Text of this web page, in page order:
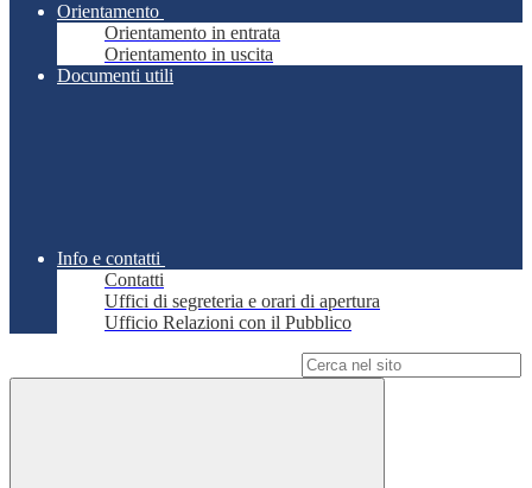
Orientamento
Orientamento in entrata
Orientamento in uscita
Documenti utili
Info e contatti
Contatti
Uffici di segreteria e orari di apertura
Ufficio Relazioni con il Pubblico